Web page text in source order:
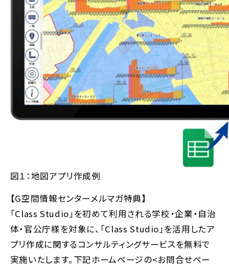
図１：地図アプリ作成例
【G空間情報センターメルマガ特典】
「Class Studio」を初めて利用される学校・企業・自治
体・官公庁様を対象に、「Class Studio」を活用したア
プリ作成に関するコンサルティングサービスを無料で
実施いたします。下記ホームページの<お問合せペー